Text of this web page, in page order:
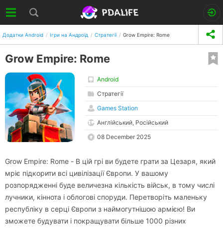
Додатки Android Ігри на Андроїд Стратегії Grow Empire: Rome
Grow Empire: Rome
Android
Стратегії
Games Station
Англійський, Російський
08 December 2025
Grow Empire: Rome - В цій грі ви будете грати за Цезаря, який
мріє підкорити всі цивілізації Європи. У вашому
розпорядженні буде величезна кількість військ, в тому числі
лучники, кіннота і облогові споруди. Перетворіть маленьку
республіку в серці Європи з наймогутнішою армією! Ви
зможете будувати і покращувати більше 1000 різних